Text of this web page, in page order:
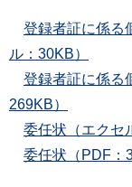
登録者証に係る
ル：30KB）
登録者証に係る
269KB）
委任状（エクセ
委任状（PDF：